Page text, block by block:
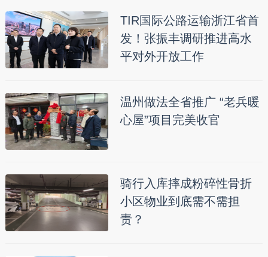
TIR国际公路运输浙江省首
发！张振丰调研推进高水
平对外开放工作
温州做法全省推广 “老兵暖
心屋”项目完美收官
骑行入库摔成粉碎性骨折
小区物业到底需不需担
责？